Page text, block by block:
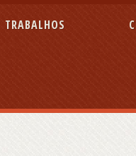
TRABALHOS